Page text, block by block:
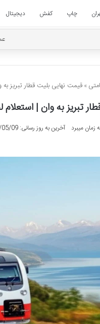
چاپ کفش دیجیتال
» قیمت نهایی بلیت قطار تبریز به
تبریز به وان | استعلام
آخرین به روز رسانی: 04/05/09